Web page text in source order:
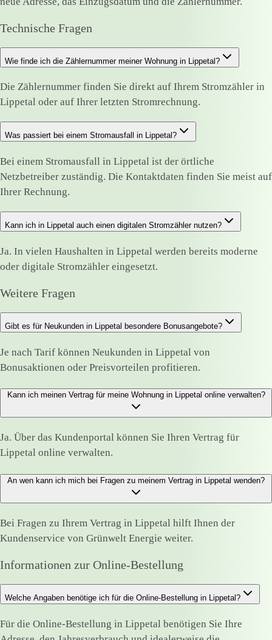
Technische Fragen
Wie finde ich die Zählernummer meiner Wohnung in Lippetal?
Die Zählernummer finden Sie direkt auf Ihrem Stromzähler in
Lippetal oder auf Ihrer letzten Stromrechnung.
Was passiert bei einem Stromausfall in Lippetal?
Bei einem Stromausfall in Lippetal ist der örtliche
Netzbetreiber zuständig. Die Kontaktdaten finden Sie meist auf
Ihrer Rechnung.
Kann ich in Lippetal auch einen digitalen Stromzähler nutzen?
Ja. In vielen Haushalten in Lippetal werden bereits moderne
oder digitale Stromzähler eingesetzt.
Weitere Fragen
Gibt es für Neukunden in Lippetal besondere Bonusangebote?
Je nach Tarif können Neukunden in Lippetal von
Bonusaktionen oder Preisvorteilen profitieren.
Kann ich meinen Vertrag für meine Wohnung in Lippetal online verwalten?
Ja. Über das Kundenportal können Sie Ihren Vertrag für
Lippetal online verwalten.
An wen kann ich mich bei Fragen zu meinem Vertrag in Lippetal wenden?
Bei Fragen zu Ihrem Vertrag in Lippetal hilft Ihnen der
Kundenservice von Grünwelt Energie weiter.
Informationen zur Online-Bestellung
Welche Angaben benötige ich für die Online-Bestellung in Lippetal?
Für die Online-Bestellung in Lippetal benötigen Sie Ihre